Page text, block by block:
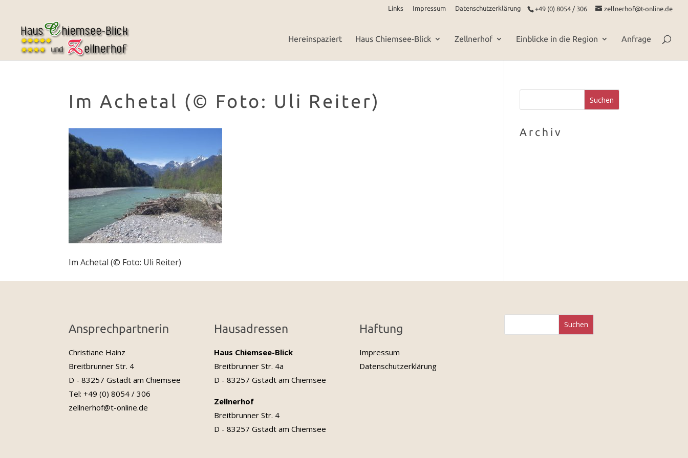
+49 (0) 8054 / 306 zellnerhof@t-online.de
Links Impressum Datenschutzerklärung
Hereinspaziert Haus Chiemsee-Blick Zellnerhof Einblicke in die Region Anfrage
Im Achetal (© Foto: Uli Reiter)
Im Achetal (© Foto: Uli Reiter)
Archiv
Ansprechpartnerin
Christiane Hainz
Breitbrunner Str. 4
D - 83257 Gstadt am Chiemsee
Tel: +49 (0) 8054 / 306
zellnerhof@t-online.de
Hausadressen
Haus Chiemsee-Blick
Breitbrunner Str. 4a
D - 83257 Gstadt am Chiemsee
Zellnerhof
Breitbrunner Str. 4
D - 83257 Gstadt am Chiemsee
Haftung
Impressum
Datenschutzerklärung